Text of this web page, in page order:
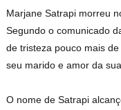
Marjane Satrapi morreu
Segundo o comunicado
de tristeza pouco mais
seu marido e amor da
O nome de Satrapi